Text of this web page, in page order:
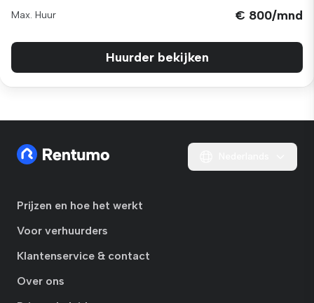
Max. Huur € 800/mnd
Huurder bekijken
Prijzen en hoe het werkt
Voor verhuurders
Klantenservice & contact
Over ons